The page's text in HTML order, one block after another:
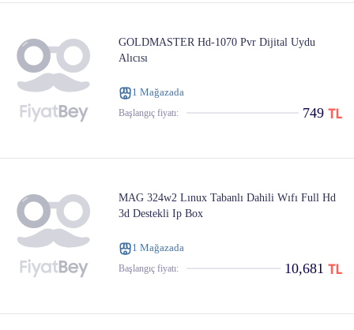
GOLDMASTER Hd-1070 Pvr Dijital Uydu
Alıcısı
1 Mağazada
Başlangıç ​​fiyatı: 749
MAG 324w2 Lınux Tabanlı Dahili Wıfı Full Hd
3d Destekli Ip Box
1 Mağazada
Başlangıç ​​fiyatı: 10,681